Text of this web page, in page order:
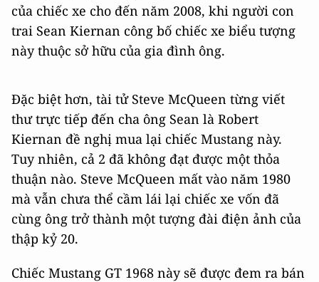
của chiếc xe cho đến năm 2008, khi người con
trai Sean Kiernan công bố chiếc xe biểu tượng
này thuộc sở hữu của gia đình ông.
Đặc biệt hơn, tài tử Steve McQueen từng viết
thư trực tiếp đến cha ông Sean là Robert
Kiernan đề nghị mua lại chiếc Mustang này.
Tuy nhiên, cả 2 đã không đạt được một thỏa
thuận nào. Steve McQueen mất vào năm 1980
mà vẫn chưa thể cầm lái lại chiếc xe vốn đã
cùng ông trở thành một tượng đài điện ảnh của
thập kỷ 20.
Chiếc Mustang GT 1968 này sẽ được đem ra bán